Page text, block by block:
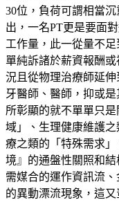
30位，負荷可謂相當
出，一名PT更是要面
工作量，此一從量不
單純訴諸於薪資報酬
況且從物理治療師延
牙醫師、醫師，抑或
所彰顯的就不單單只
域」、生理健康維護
療之類的「特殊需求
境』的通盤性關照和
需媒合的運作資訊流
的異動漂流現象，這